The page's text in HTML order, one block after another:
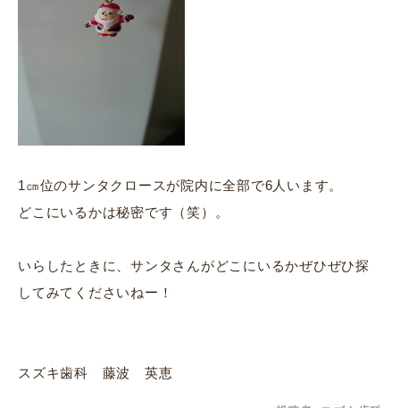
1㎝位のサンタクロースが院内に全部で6人います。
どこにいるかは秘密です（笑）。
いらしたときに、サンタさんがどこにいるかぜひぜひ探
してみてくださいねー！
スズキ歯科 藤波 英恵